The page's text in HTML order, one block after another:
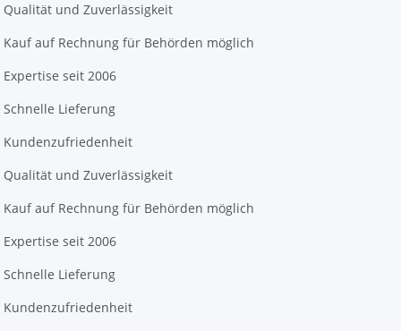
Qualität und Zuverlässigkeit
Kauf auf Rechnung für Behörden möglich
Expertise seit 2006
Schnelle Lieferung
Kundenzufriedenheit
Qualität und Zuverlässigkeit
Kauf auf Rechnung für Behörden möglich
Expertise seit 2006
Schnelle Lieferung
Kundenzufriedenheit